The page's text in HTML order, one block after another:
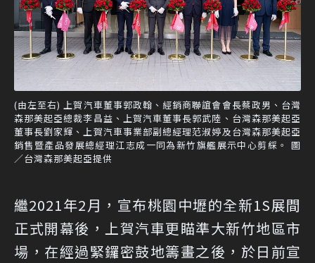
(由左至右) 上賀汽車董事郭政翰、經銷商聯誼會會長蔡政男、台灣
森那美起亞總裁李昌益、上賀汽車董事長郭武陸、台灣森那美起亞
董事長劉家輝、上賀汽車事業部副總經理范淑婷及台灣森那美起亞
銷售暨產品發展總經理江志成一同為新竹旗艦展示中心剪綵。 圖
／台灣森那美起亞提供
繼2021年2月，宣布桃園中壢的全新1S展間
正式開幕後，上賀汽車更瞄準大新竹地區市
場，在經過緊鑼密鼓地籌畫之後，於日前宣